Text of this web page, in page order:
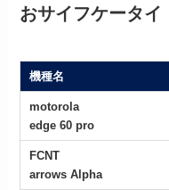
おサイフケータイ
機種名
motorola
edge 60 pro
FCNT
arrows Alpha